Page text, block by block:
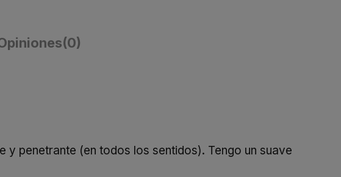
(0)
y penetrante (en todos los sentidos). Tengo un suave